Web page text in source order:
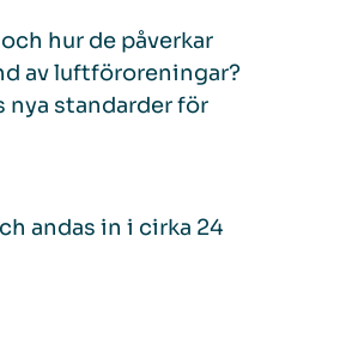
hur de påverkar
av luftföroreningar?
nya standarder för
andas in i cirka 24